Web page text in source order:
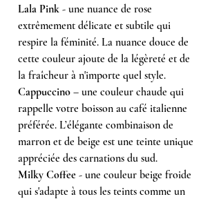
Lala Pink - une nuance de rose
extrêmement délicate et subtile qui
respire la féminité. La nuance douce de
cette couleur ajoute de la légèreté et de
la fraîcheur à n'importe quel style.
Cappuccino – une couleur chaude qui
rappelle votre boisson au café italienne
préférée. L’élégante combinaison de
marron et de beige est une teinte unique
appréciée des carnations du sud.
Milky Coffee - une couleur beige froide
qui s'adapte à tous les teints comme un